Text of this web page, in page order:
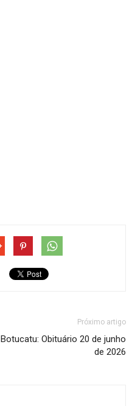
Próximo artigo
Botucatu: Obituário 20 de junho
de 2026